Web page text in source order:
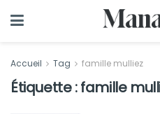
Accueil Tag famille mulliez
Étiquette :famille